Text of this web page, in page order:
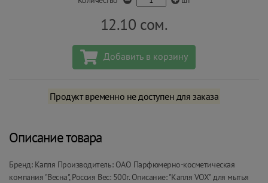
12.10 сом.
Добавить в корзину
Продукт временно не доступен для заказа
Описание товара
Бренд: Капля Производитель: ОАО Парфюмерно-косметическая
компания "Весна", Россия Вес: 500г. Описание: "Капля VOX" для мытья